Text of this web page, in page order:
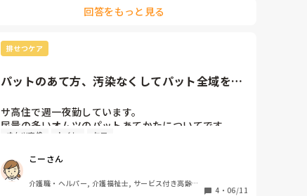
回答をもっと見る
排せつケア
パットのあて方、汚染なくしてパット全域を活
サ高住で週一夜勤しています。
尿量の多いオムツのパットあてかたについてです。
臥床されている方で、パットを巻くと臀部と陰部を覆
の部分が濡れておらず、臀部側が多く濡れて背中側に
汚染することもあります。
オムツ交換 トイレ ケア
こーさん
介護職・ヘルパー, 介護福祉士, サービス付き高齢者
4 ・ 06/11